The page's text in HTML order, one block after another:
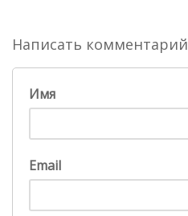
Написать комментарий
Имя
Email